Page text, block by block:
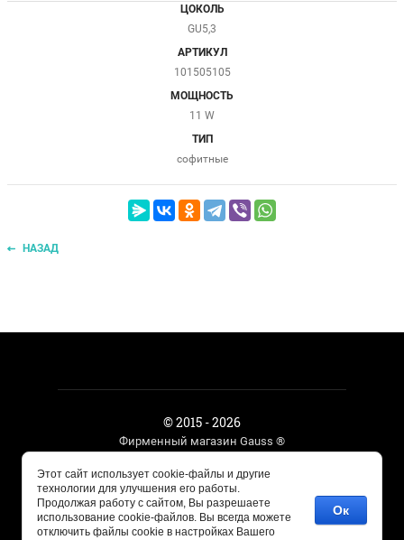
ЦОКОЛЬ
GU5,3
АРТИКУЛ
101505105
МОЩНОСТЬ
11 W
ТИП
софитные
НАЗАД
© 2015 - 2026
Фирменный магазин Gauss ®
Megagroup.ru
Этот сайт использует cookie-файлы и другие
технологии для улучшения его работы.
Продолжая работу с сайтом, Вы разрешаете
использование cookie-файлов. Вы всегда можете
отключить файлы cookie в настройках Вашего
Ок